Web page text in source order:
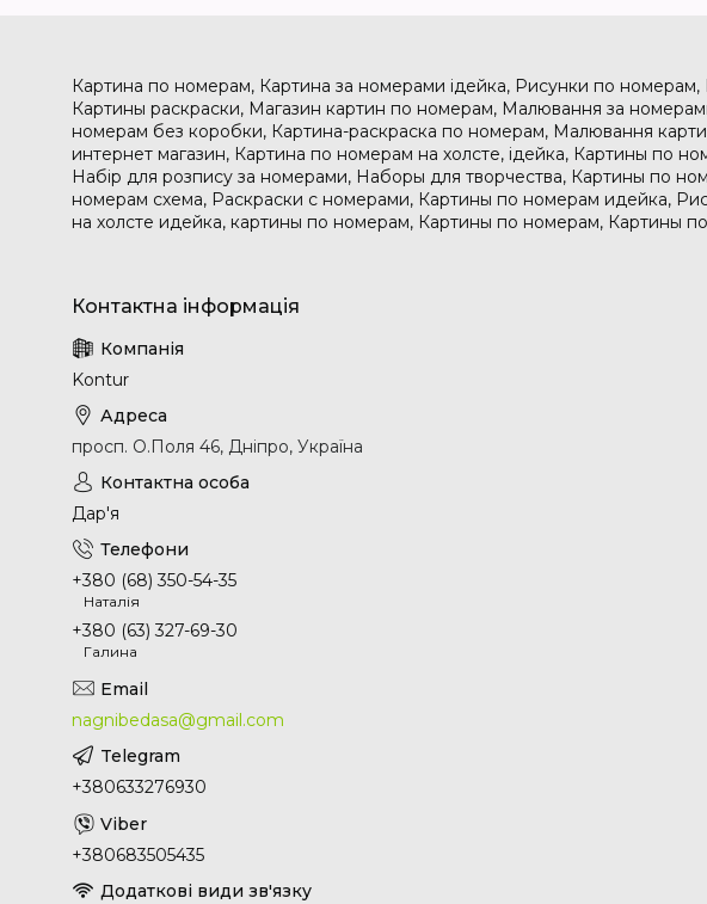
Картина по номерам, Картина за номерами ідейка, Рисунки по
Картины раскраски, Магазин картин по номерам, Малювання за
номерам без коробки, Картина-раскраска по номерам, Малювання
интернет магазин, Картина по номерам на холсте, ідейка, Картины по
Набір для розпису за номерами, Наборы для творчества, Картины по
номерам схема, Раскраски с номерами, Картины по номерам идейка,
на холсте идейка, картины по номерам, Картины по номерам, Картины
Kontur
просп. О.Поля 46, Дніпро, Україна
Дар'я
+380 (68) 350-54-35
Наталія
+380 (63) 327-69-30
Галина
nagnibedasa@gmail.com
+380633276930
+380683505435